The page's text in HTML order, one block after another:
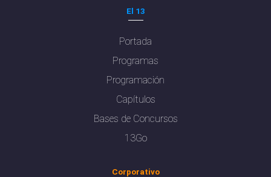
El 13
Portada
Programas
Programación
Capítulos
Bases de Concursos
13Go
Corporativo